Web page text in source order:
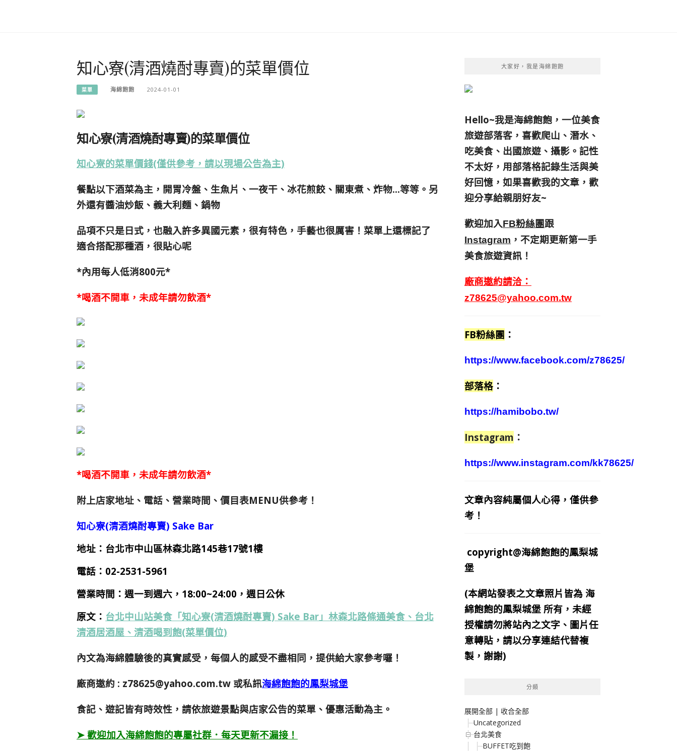
知心寮(清酒燒酎專賣)的菜單價位
菜單 海綿飽飽 2024-01-01
知心寮(清酒燒酎專賣)的菜單價位
知心寮的菜單價錢(僅供參考，請以現場公告為主)
餐點以下酒菜為主，開胃冷盤、生魚片、一夜干、冰花煎餃、關東煮、炸物…等等。另
外還有醬油炒飯、義大利麵、鍋物
品項不只是日式，也融入許多異國元素，很有特色，手藝也很厲害！菜單上還標記了
適合搭配那種酒，很貼心呢
*內用每人低消800元*
*喝酒不開車，未成年請勿飲酒*
*喝酒不開車，未成年請勿飲酒*
附上店家地址、電話、營業時間、價目表MENU供參考！
知心寮(清酒燒酎專賣) Sake Bar
地址：台北市中山區林森北路145巷17號1樓
電話：02-2531-5961
營業時間： 週一到週六，18:00~24:00，週日公休
原文： 台北中山站美食「知心寮(清酒燒酎專賣) Sake Bar」林森北路條通美食、台北
清酒居酒屋、清酒喝到飽(菜單價位)
內文為海綿體驗後的真實感受，每個人的感受不盡相同，提供給大家參考囉！
廠商邀約 : z78625@yahoo.com.tw 或私訊海綿飽飽的鳳梨城堡
食記、遊記皆有時效性，請依旅遊景點與店家公告的菜單、優惠活動為主。
➤ 歡迎加入海綿飽飽的專屬社群．每天更新不漏接！
大家好，我是海綿飽飽
Hello~我是海綿飽飽，一位美食
旅遊部落客， 喜歡爬山、潛水、
吃美食、出國旅遊、攝影。 記性
不太好，用部落格記錄生活與美
好回憶， 如果喜歡我的文章，歡
迎分享給親朋好友~
歡迎加入FB粉絲團跟
Instagram ，不定期更新第一手
美食旅遊資訊！
廠商邀約請洽：
z78625@yahoo.com.tw
FB粉絲團 ：
https://www.facebook.com/z78625/
部落格 ：
https://hamibobo.tw/
Instagram ：
https://www.instagram.com/kk78625/
文章內容純屬個人心得，僅供參
考！
copyright@海綿飽飽的鳳梨城
堡
(本網站發表之文章照片皆為 海
綿飽飽的鳳梨城堡 所有，未經
授權請勿將站內之文字、圖片任
意轉貼，請以分享連結代替複
製，謝謝)
分類
展開全部 | 收合全部
Uncategorized
台北美食
BUFFET吃到飽